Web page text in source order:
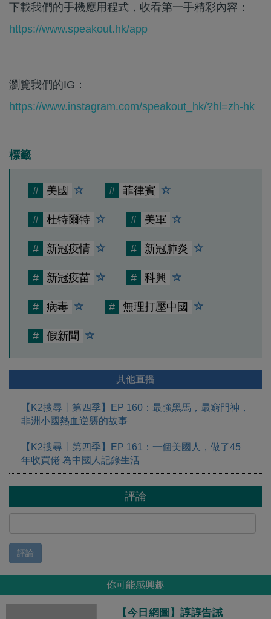
下載我們的手機應用程式，收看第一手精彩內容：
https://www.speakout.hk/app
瀏覽我們的IG：
https://www.instagram.com/speakout_hk/?hl=zh-hk
標籤
# 美國 # 菲律賓
# 杜特爾特 # 美軍
# 新冠疫情 # 新冠肺炎
# 新冠疫苗 # 科興
# 病毒 # 無理打壓中國
# 假新聞
其他直播
【K2搜尋丨第四季】EP 160：最強黑馬，最窮門神，
非洲小國熱血逆襲的故事
【K2搜尋丨第四季】EP 161：一個美國人，做了45
年收買佬 為中國人記錄生活
評論
評論
你可能感興趣
【今日網圖】諄諄告誡